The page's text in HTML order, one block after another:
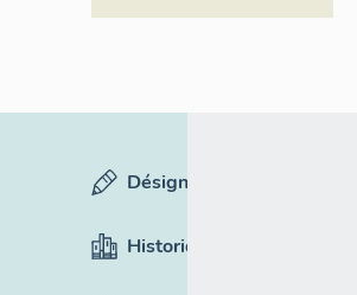
Désignation
Historique